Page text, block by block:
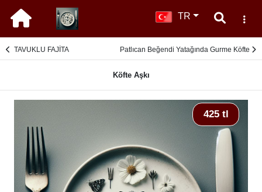
TR
TAVUKLU FAJİTA Patlıcan Beğendi Yatağında Gurme Köfte
Köfte Aşkı
425 tl